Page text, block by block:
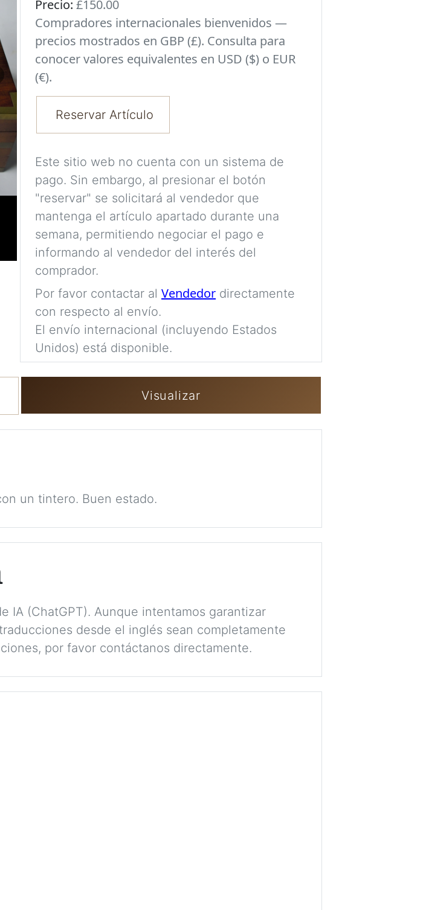
Precio: £150.00
Compradores internacionales bienvenidos —
precios mostrados en GBP (£). Consulta para
conocer valores equivalentes en USD ($) o EUR
(€).
Reservar Artículo
Este sitio web no cuenta con un sistema de
pago. Sin embargo, al presionar el botón
"reservar" se solicitará al vendedor que
mantenga el artículo apartado durante una
semana, permitiendo negociar el pago e
informando al vendedor del interés del
comprador.
Por favor contactar al Vendedor directamente
con respecto al envío.
El envío internacional (incluyendo Estados
Unidos) está disponible.
Visualizar
un tintero. Buen estado.
IA (ChatGPT). Aunque intentamos garantizar
desde el inglés sean completamente
por favor contáctanos directamente.